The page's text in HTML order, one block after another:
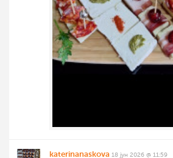
katerinanaskova 18 јун 2026 @ 11:59